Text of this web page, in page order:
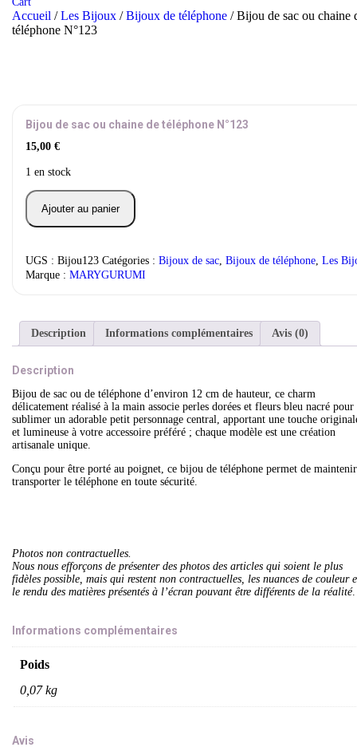
Accueil /Les Bijoux /Bijoux de téléphone / Bijou de sac ou chaine
téléphone N°123
Bijou de sac ou chaine de téléphone N°123
15,00 €
1 en stock
quantité
Bijou
sac
ou
chaine
N°123
Ajouter au panier
UGS : Bijou123 Catégories : Bijoux de sac Bijoux de téléphone Les
Marque : MARYGURUMI
Description Informations complémentaires Avis (0)
Description
Bijou de sac ou de téléphone d’environ 12 cm de hauteur, ce charm
délicatement réalisé à la main associe perles dorées et fleurs bleu nacré pour
sublimer un adorable petit personnage central, apportant une touche
et lumineuse à votre accessoire préféré ; chaque modèle est une création
artisanale unique.
Conçu pour être porté au poignet, ce bijou de téléphone permet de
transporter le téléphone en toute sécurité.
Photos non contractuelles.
Nous nous efforçons de présenter des photos des articles qui soient le plus
fidèles possible, mais qui restent non contractuelles, les nuances de couleur
le rendu des matières présentés à l’écran pouvant être différents de la réalité.
Informations complémentaires
Poids
0,07 kg
Avis